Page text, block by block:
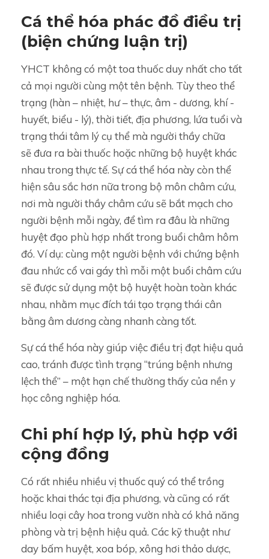
Cá thể hóa phác đồ điều trị
(biện chứng luận trị)
YHCT không có một toa thuốc duy nhất cho tất
cả mọi người cùng một tên bệnh. Tùy theo thể
trạng (hàn – nhiệt, hư – thực, âm - dương, khí -
huyết, biểu - lý), thời tiết, địa phương, lứa tuổi và
trạng thái tâm lý cụ thể mà người thầy chữa
sẽ đưa ra bài thuốc hoặc những bộ huyệt khác
nhau trong thực tế. Sự cá thể hóa này còn thể
hiện sâu sắc hơn nữa trong bộ môn châm cứu,
nơi mà người thầy châm cứu sẽ bắt mạch cho
người bệnh mỗi ngày, để tìm ra đâu là những
huyệt đạo phù hợp nhất trong buổi châm hôm
đó. Ví dụ: cùng một người bệnh với chứng bệnh
đau nhức cổ vai gáy thì mỗi một buổi châm cứu
sẽ được sử dụng một bộ huyệt hoàn toàn khác
nhau, nhằm mục đích tái tạo trạng thái cân
bằng âm dương càng nhanh càng tốt.
Sự cá thể hóa này giúp việc điều trị đạt hiệu quả
cao, tránh được tình trạng “trúng bệnh nhưng
lệch thể” – một hạn chế thường thấy của nền y
học công nghiệp hóa.
Chi phí hợp lý, phù hợp với
cộng đồng
Có rất nhiều nhiều vị thuốc quý có thể trồng
hoặc khai thác tại địa phương, và cũng có rất
nhiều loại cây hoa trong vườn nhà có khả năng
phòng và trị bệnh hiệu quả. Các kỹ thuật như
day bấm huyệt, xoa bóp, xông hơi thảo dược,